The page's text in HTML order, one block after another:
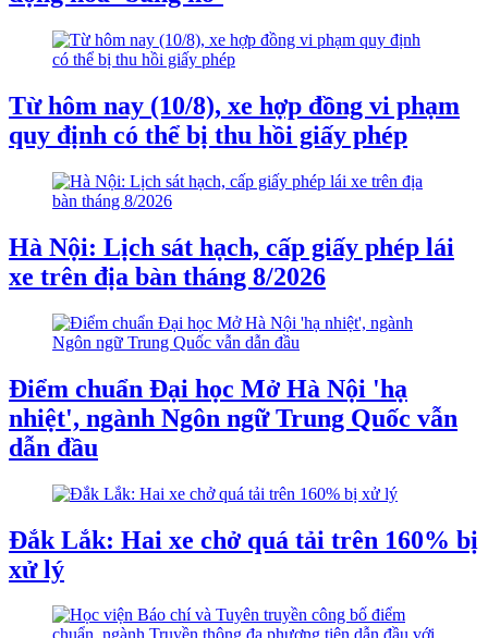
Từ hôm nay (10/8), xe hợp đồng vi phạm
quy định có thể bị thu hồi giấy phép
Hà Nội: Lịch sát hạch, cấp giấy phép lái
xe trên địa bàn tháng 8/2026
Điểm chuẩn Đại học Mở Hà Nội 'hạ
nhiệt', ngành Ngôn ngữ Trung Quốc vẫn
dẫn đầu
Đắk Lắk: Hai xe chở quá tải trên 160% bị
xử lý